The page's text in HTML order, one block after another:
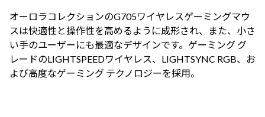
オーロラコレクションのG705ワイヤレスゲーミングマウ
スは快適性と操作性を高めるように成形され、また、小さ
い手のユーザーにも最適なデザインです。ゲーミング グ
レードのLIGHTSPEEDワイヤレス、LIGHTSYNC RGB、お
よび高度なゲーミング テクノロジーを採用。